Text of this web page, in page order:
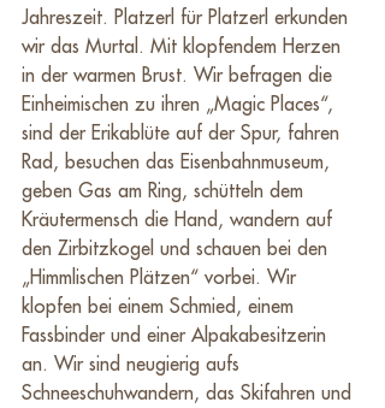
Jahreszeit. Platzerl für Platzerl erkunden
wir das Murtal. Mit klopfendem Herzen
in der warmen Brust. Wir befragen die
Einheimischen zu ihren „Magic Places“,
sind der Erikablüte auf der Spur, fahren
Rad, besuchen das Eisenbahnmuseum,
geben Gas am Ring, schütteln dem
Kräutermensch die Hand, wandern auf
den Zirbitzkogel und schauen bei den
„Himmlischen Plätzen“ vorbei. Wir
klopfen bei einem Schmied, einem
Fassbinder und einer Alpakabesitzerin
an. Wir sind neugierig aufs
Schneeschuhwandern, das Skifahren und